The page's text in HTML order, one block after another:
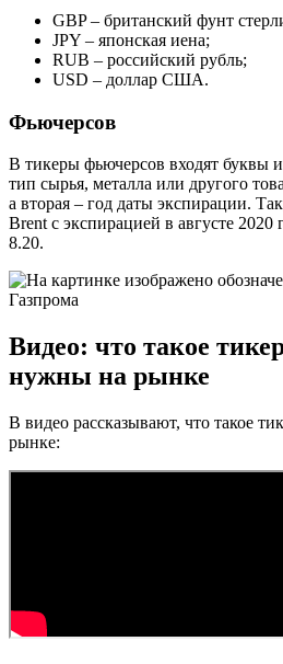
GBP – британский фунт
JPY – японская иена;
RUB – российский рубль;
USD – доллар США.
Фьючерсов
В тикеры фьючерсов входят буквы
тип сырья, металла или другого
а вторая – год даты экспирации.
Brent с экспирацией в августе 2020
8.20.
Видео: что такое
нужны на рынке
В видео рассказывают, что такое
рынке: